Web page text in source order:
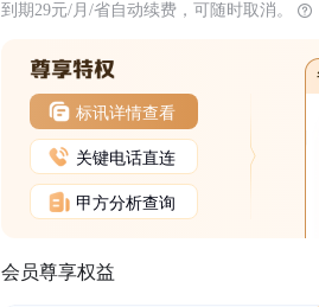
到期29元/月/省自动续费，可随时取消。
标讯详情查看
关键电话直连
甲方分析查询
会员尊享权益